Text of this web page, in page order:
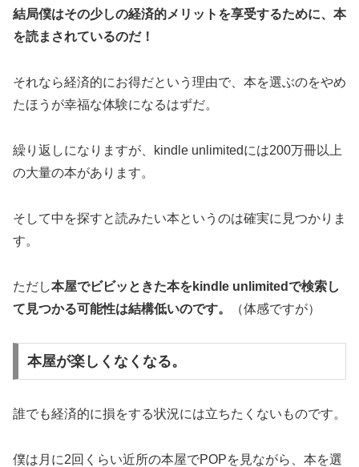
結局僕はその少しの経済的メリットを享受するために、本
を読まされているのだ！
それなら経済的にお得だという理由で、本を選ぶのをやめ
たほうが幸福な体験になるはずだ。
繰り返しになりますが、kindle unlimitedには200万冊以上
の大量の本があります。
そして中を探すと読みたい本というのは確実に見つかりま
す。
ただし本屋でビビッときた本をkindle unlimitedで検索し
て見つかる可能性は結構低いのです。
（体感ですが）
本屋が楽しくなくなる。
誰でも経済的に損をする状況には立ちたくないものです。
僕は月に2回くらい近所の本屋でPOPを見ながら、本を選